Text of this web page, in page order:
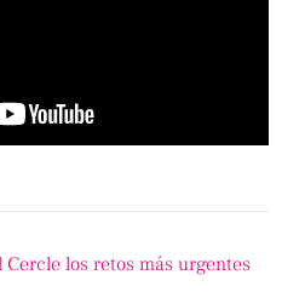
los retos más urgentes